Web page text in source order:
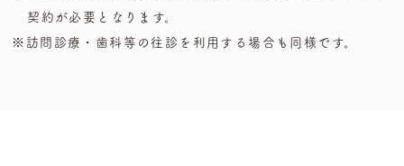
契約が必要となります。
※訪問診療・歯科等の往診を利用する場合も同様です。